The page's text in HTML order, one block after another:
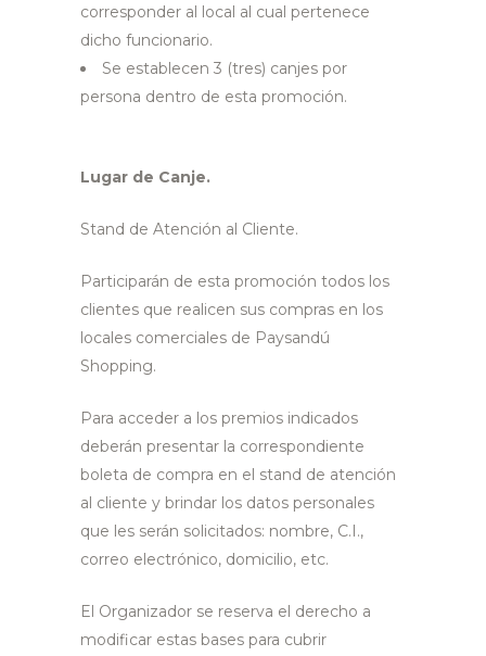
corresponder al local al cual pertenece
dicho funcionario.
Se establecen 3 (tres) canjes por
persona dentro de esta promoción.
Lugar de Canje.
Stand de Atención al Cliente.
Participarán de esta promoción todos los
clientes que realicen sus compras en los
locales comerciales de Paysandú
Shopping.
Para acceder a los premios indicados
deberán presentar la correspondiente
boleta de compra en el stand de atención
al cliente y brindar los datos personales
que les serán solicitados: nombre, C.I.,
correo electrónico, domicilio, etc.
El Organizador se reserva el derecho a
modificar estas bases para cubrir